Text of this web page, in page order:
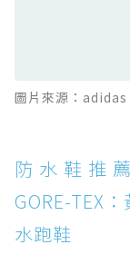
Boot：馬
防水鞋
異大底與
防水鞋推
圖片來源：adidas
防水鞋推
GORE-TEX
水跑鞋